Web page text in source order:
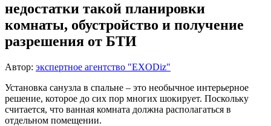
недостатки такой планировки
комнаты, обустройство и получение
разрешения от БТИ
Автор: экспертное агентство "EXODiz"
Установка санузла в спальне – это необычное интерьерное
решение, которое до сих пор многих шокирует. Поскольку
считается, что ванная комната должна располагаться в
отдельном помещении.